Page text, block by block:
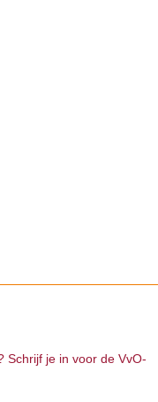
Schrijf je in voor de VvO-